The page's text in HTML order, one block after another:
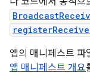
앱의 매니페스트 파
앱 매니페스트 개요